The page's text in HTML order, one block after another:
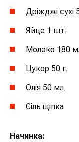
Дріжджі сухі
Яйце 1 шт.
Молоко 180
Цукор 50 г.
Олія 50 мл.
Сіль щіпка
Начинка: